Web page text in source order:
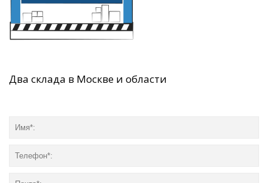
Два склада в Москве и области